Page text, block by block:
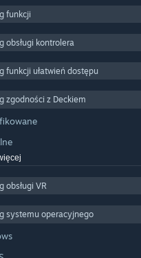
filmów
zdjęć
funkcji
obsługi kontrolera
funkcji ułatwień dostępu
zgodności z Deckiem
obsługi VR
systemu operacyjnego